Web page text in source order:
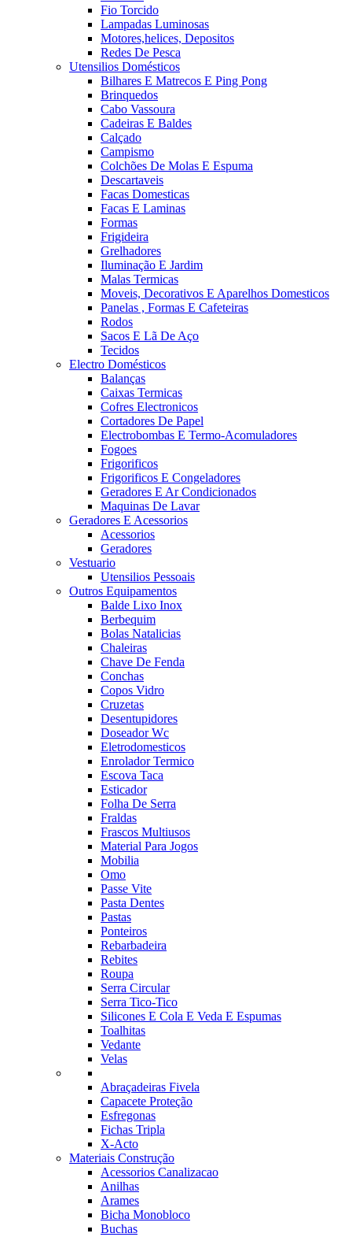
Fio Torcido
Lampadas Luminosas
Motores,helices, Depositos
Redes De Pesca
Utensilios Domésticos
Bilhares E Matrecos E Ping Pong
Brinquedos
Cabo Vassoura
Cadeiras E Baldes
Calçado
Campismo
Colchões De Molas E Espuma
Descartaveis
Facas Domesticas
Facas E Laminas
Formas
Frigideira
Grelhadores
Iluminação E Jardim
Malas Termicas
Moveis, Decorativos E Aparelhos Domesticos
Panelas , Formas E Cafeteiras
Rodos
Sacos E Lã De Aço
Tecidos
Electro Domésticos
Balanças
Caixas Termicas
Cofres Electronicos
Cortadores De Papel
Electrobombas E Termo-Acomuladores
Fogoes
Frigorificos
Frigorificos E Congeladores
Geradores E Ar Condicionados
Maquinas De Lavar
Geradores E Acessorios
Acessorios
Geradores
Vestuario
Utensilios Pessoais
Outros Equipamentos
Balde Lixo Inox
Berbequim
Bolas Natalicias
Chaleiras
Chave De Fenda
Conchas
Copos Vidro
Cruzetas
Desentupidores
Doseador Wc
Eletrodomesticos
Enrolador Termico
Escova Taca
Esticador
Folha De Serra
Fraldas
Frascos Multiusos
Material Para Jogos
Mobilia
Omo
Passe Vite
Pasta Dentes
Pastas
Ponteiros
Rebarbadeira
Rebites
Roupa
Serra Circular
Serra Tico-Tico
Silicones E Cola E Veda E Espumas
Toalhitas
Vedante
Velas
Abraçadeiras Fivela
Capacete Proteção
Esfregonas
Fichas Tripla
X-Acto
Materiais Construção
Acessorios Canalizacao
Anilhas
Arames
Bicha Monobloco
Buchas